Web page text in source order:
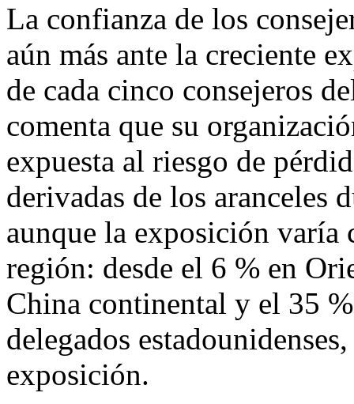
La confianza de los
aún más ante la creciente
de cada cinco consejeros
comenta que su
expuesta al riesgo de
derivadas de los aranceles
aunque la exposición varía
región: desde el 6 % en
China continental y el 35
delegados
exposición.